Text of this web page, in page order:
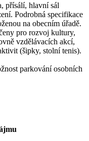
přísálí, hlavní sál
Podrobná specifikace
na obecním úřadě.
pro rozvoj kultury,
vzdělávacích akcí,
(šipky, stolní tenis).
parkování osobních